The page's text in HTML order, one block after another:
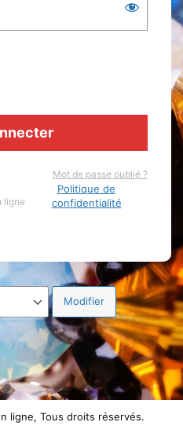
Mot de passe oublié ?
ligne
Politique de
confidentialité
ligne, Tous droits réservés.